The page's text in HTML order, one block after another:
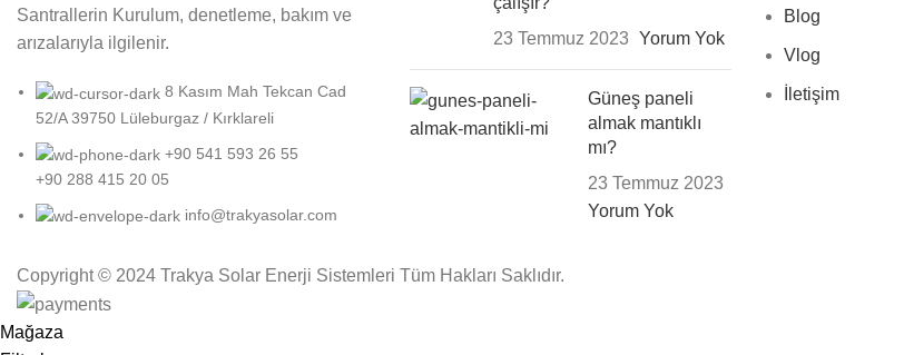
Santrallerin Kurulum, denetleme, bakım ve
arızalarıyla ilgilenir.
8 Kasım Mah Tekcan Cad
52/A 39750 Lüleburgaz / Kırklareli
+90 541 593 26 55
+90 288 415 20 05
info@trakyasolar.com
23 Temmuz 2023 Yorum Yok
Güneş paneli
almak mantıklı
mı?
23 Temmuz 2023
Yorum Yok
Blog
Vlog
İletişim
Copyright © 2024 Trakya Solar Enerji Sistemleri Tüm Hakları Saklıdır.
Mağaza